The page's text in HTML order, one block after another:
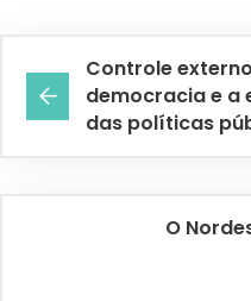
Controle
democracia e a
das políticas
O